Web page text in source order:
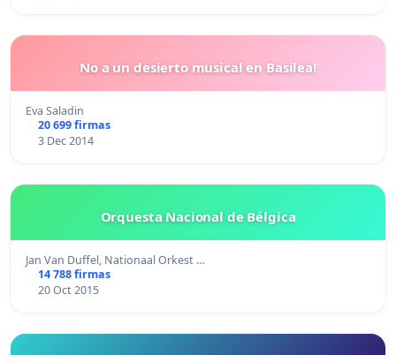
No a un desierto musical en Basilea!
Eva Saladin
20 699 firmas
3 Dec 2014
Orquesta Nacional de Bélgica
Jan Van Duffel, Nationaal Orkest …
14 788 firmas
20 Oct 2015